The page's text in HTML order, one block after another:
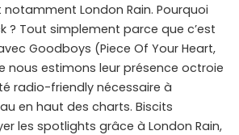
London Rain. Pourquoi
? Tout simplement parce que c’est
Goodboys (Piece Of Your Heart,
nous estimons leur présence octroie
radio-friendly nécessaire à
en haut des charts. Biscits
les spotlights grâce à London Rain,